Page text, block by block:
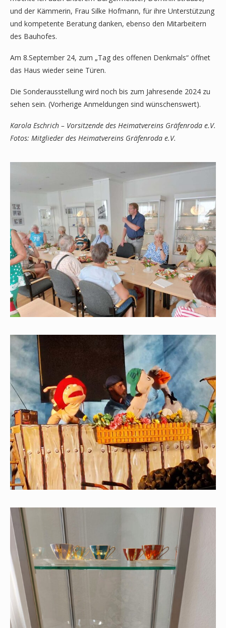
und der Kämmerin, Frau Silke Hofmann, für ihre Unterstützung
und kompetente Beratung danken, ebenso den Mitarbeitern
des Bauhofes.
Am 8.September 24, zum „Tag des offenen Denkmals“ öffnet
das Haus wieder seine Türen.
Die Sonderausstellung wird noch bis zum Jahresende 2024 zu
sehen sein. (Vorherige Anmeldungen sind wünschenswert).
Karola Eschrich – Vorsitzende des Heimatvereins Gräfenroda e.V.
Fotos: Mitglieder des Heimatvereins Gräfenroda e.V.